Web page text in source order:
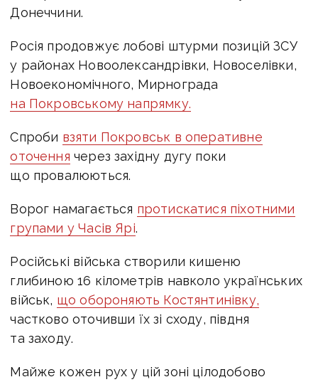
Донеччини.
Росія продовжує лобові штурми позицій ЗСУ
у районах Новоолександрівки, Новоселівки,
Новоекономічного, Мирнограда
на Покровському напрямку.
Спроби взяти Покровськ в оперативне
оточення через західну дугу поки
що провалюються.
Ворог намагається протискатися піхотними
групами у Часів Ярі.
Російські війська створили кишеню
глибиною 16 кілометрів навколо українських
військ, що обороняють Костянтинівку,
частково оточивши їх зі сходу, півдня
та заходу.
Майже кожен рух у цій зоні цілодобово